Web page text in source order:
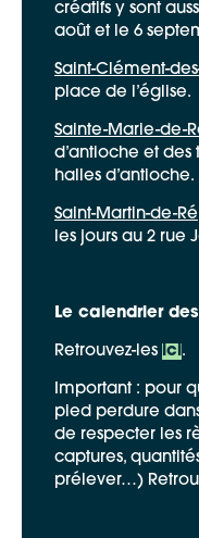
créatifs y sont
août et le 6
Saint-Clément-
place de l’église.
Sainte-Marie-de-
d’antioche et des
halles d’antioche.
Saint-Martin-de-Ré
les jours au 2 rue
Le calendrier
Retrouvez-les ici.
Important : pour
pied perdure
de respecter les
captures,
prélever…)